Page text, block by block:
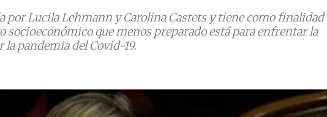
por Lucila Lehmann y Carolina Castets y tiene como finalidad
que menos preparado está para enfrentar la
pandemia del Covid-19.